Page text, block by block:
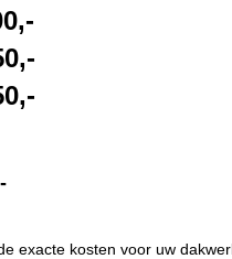
exacte kosten voor uw